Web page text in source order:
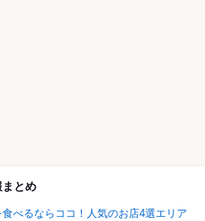
とめ
べるならココ！人気のお店4選エリア